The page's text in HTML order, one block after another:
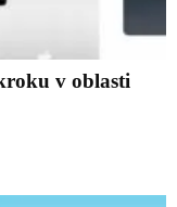
v oblasti